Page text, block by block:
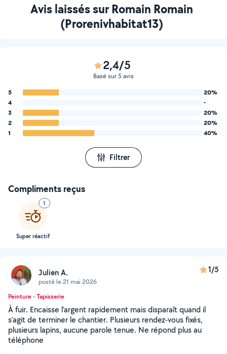
Avis laissés sur Romain Romain
(Prorenivhabitat13)
2,4/5
Basé sur 5 avis
5
20%
4
-
3
20%
2
20%
1
40%
Filtrer
Compliments reçus
1
Super réactif
Julien A.
posté le 21 mai 2026
1/5
Peinture - Tapisserie
À fuir. Encaisse l’argent rapidement mais disparaît quand il
s’agit de terminer le chantier. Plusieurs rendez-vous fixés,
plusieurs lapins, aucune parole tenue. Ne répond plus au
téléphone